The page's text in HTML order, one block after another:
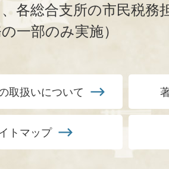
各総合支所の市民税務
一部のみ実施）
取扱いについて
トマップ